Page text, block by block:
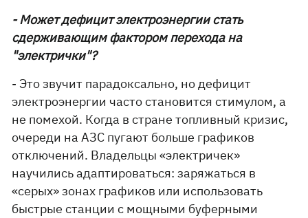
- Может дефицит электроэнергии стать
сдерживающим фактором перехода на
"электрички"?
- Это звучит парадоксально, но дефицит
электроэнергии часто становится стимулом, а
не помехой. Когда в стране топливный кризис,
очереди на АЗС пугают больше графиков
отключений. Владельцы «электричек»
научились адаптироваться: заряжаться в
«серых» зонах графиков или использовать
быстрые станции с мощными буферными